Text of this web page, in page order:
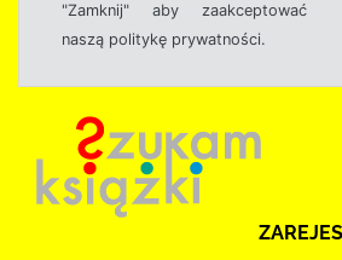
"Zamknij" aby zaakceptować
naszą politykę prywatności.